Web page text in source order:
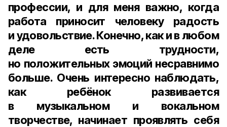
профессии, и для меня важно, когда
работа приносит человеку радость
и удовольствие. Конечно, как и в любом
деле есть трудности,
но положительных эмоций несравнимо
больше. Очень интересно наблюдать,
как ребёнок развивается
в музыкальном и вокальном
творчестве, начинает проявлять себя